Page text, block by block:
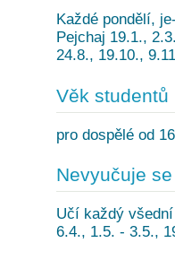
Každé pondělí,
Pejchaj 19.1.,
24.8., 19.10.,
Věk studentů
pro dospělé od
Nevyučuje se
Učí každý
6.4., 1.5. - 3.5.,